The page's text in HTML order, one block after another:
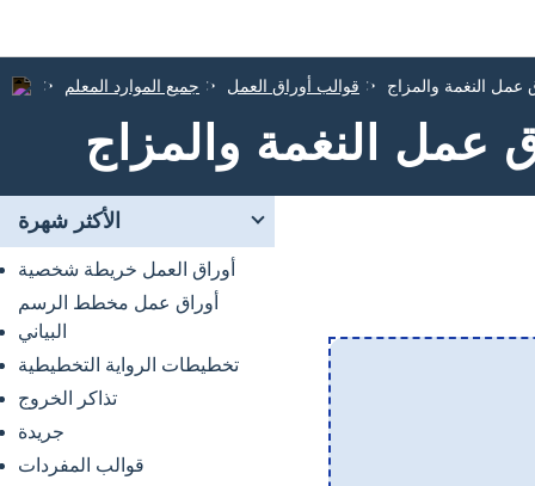
جميع الموارد المعلم قوالب أوراق العمل عمل النغمة والمزاج
عمل النغمة والمزاج
الأكثر شهرة
أوراق العمل خريطة شخصية
أوراق عمل مخطط الرسم
البياني
تخطيطات الرواية التخطيطية
تذاكر الخروج
جريدة
قوالب المفردات